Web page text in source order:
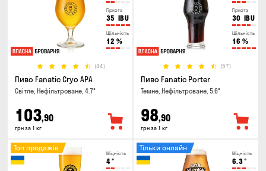
Гіркота
35 IBU
Щільність
12 %
(44)
Пиво Fanatic Cryo APA
Світле, Нефільтроване, 4.7°
103,90
грн за 1 кг
Гіркота
30 IBU
Щільність
16 %
(57)
Пиво Fanatic Porter
Темне, Нефільтроване, 5.6°
98,90
грн за 1 кг
Міцність
4°
Топ продажів
Міцність
6.3°
Тільки онлайн